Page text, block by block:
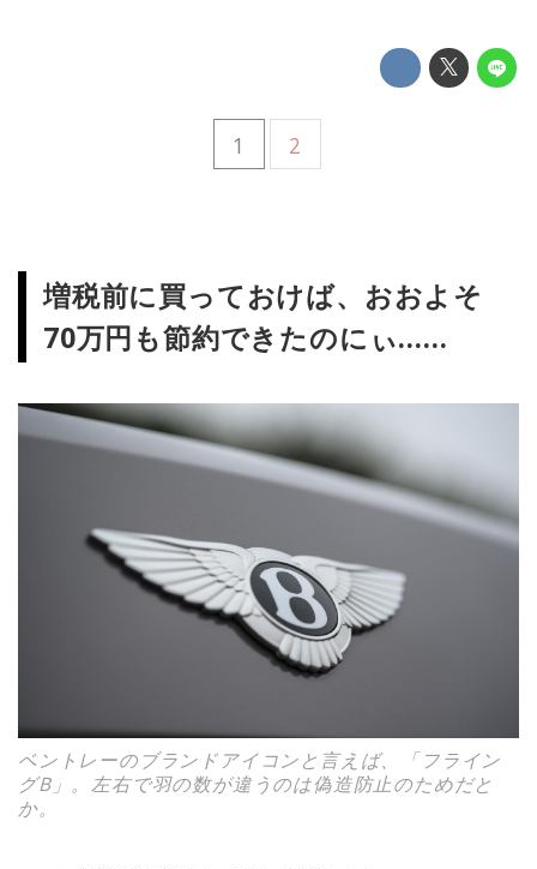
1 2
増税前に買っておけば、おおよそ
70万円も節約できたのにぃ……
ベントレーのブランドアイコンと言えば、「フライン
グB」。左右で羽の数が違うのは偽造防止のためだと
か。